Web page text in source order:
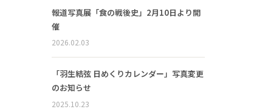
報道写真展「食の戦後史」2月10日より開
催
2026.02.03
「羽生結弦 日めくりカレンダー」写真変更
のお知らせ
2025.10.23